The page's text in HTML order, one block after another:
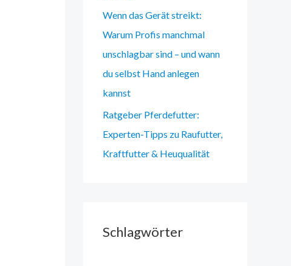
Wenn das Gerät streikt:
Warum Profis manchmal
unschlagbar sind – und wann
du selbst Hand anlegen
kannst
Ratgeber Pferdefutter:
Experten-Tipps zu Raufutter,
Kraftfutter & Heuqualität
Schlagwörter